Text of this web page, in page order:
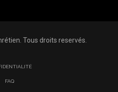
Tous droits reservés.
FAQ